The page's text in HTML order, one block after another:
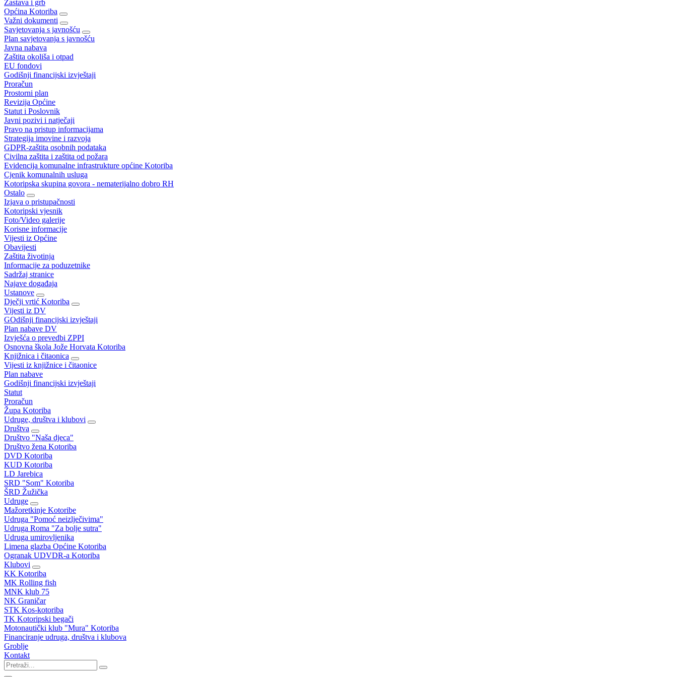
Zastava i grb
Općina Kotoriba
Važni dokumenti
Savjetovanja s javnošću
Plan savjetovanja s javnošću
Javna nabava
Zaštita okoliša i otpad
EU fondovi
Godišnji financijski izvještaji
Proračun
Prostorni plan
Revizija Općine
Statut i Poslovnik
Javni pozivi i natječaji
Pravo na pristup informacijama
Strategija imovine i razvoja
GDPR-zaštita osobnih podataka
Civilna zaštita i zaštita od požara
Evidencija komunalne infrastrukture općine Kotoriba
Cjenik komunalnih usluga
Kotoripska skupina govora - nematerijalno dobro RH
Ostalo
Izjava o pristupačnosti
Kotoripski vjesnik
Foto/Video galerije
Korisne informacije
Vijesti iz Općine
Obavijesti
Zaštita životinja
Informacije za poduzetnike
Sadržaj stranice
Najave događaja
Ustanove
Dječji vrtić Kotoriba
Vijesti iz DV
GOdišnji financijski izvještaji
Plan nabave DV
Izvješća o prevedbi ZPPI
Osnovna škola Jože Horvata Kotoriba
Knjižnica i čitaonica
Vijesti iz knjižnice i čitaonice
Plan nabave
Godišnji financijski izvještaji
Statut
Proračun
Župa Kotoriba
Udruge, društva i klubovi
Društva
Društvo "Naša djeca"
Društvo žena Kotoriba
DVD Kotoriba
KUD Kotoriba
LD Jarebica
SRD "Som" Kotoriba
ŠRD Žužička
Udruge
Mažoretkinje Kotoribe
Udruga "Pomoć neizlječivima"
Udruga Roma "Za bolje sutra"
Udruga umirovljenika
Limena glazba Općine Kotoriba
Ogranak UDVDR-a Kotoriba
Klubovi
KK Kotoriba
MK Rolling fish
MNK klub 75
NK Graničar
STK Kos-kotoriba
TK Kotoripski begači
Motonautički klub "Mura" Kotoriba
Financiranje udruga, društva i klubova
Groblje
Kontakt